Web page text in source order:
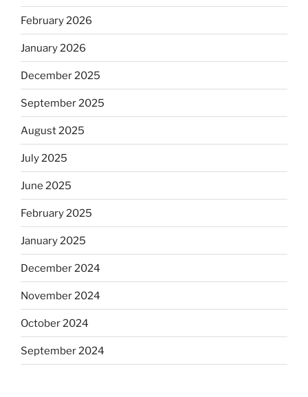
February 2026
January 2026
December 2025
September 2025
August 2025
July 2025
June 2025
February 2025
January 2025
December 2024
November 2024
October 2024
September 2024